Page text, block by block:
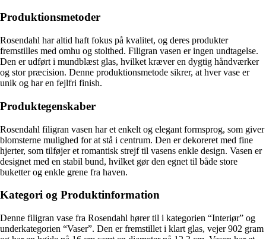
Produktionsmetoder
Rosendahl har altid haft fokus på kvalitet, og deres produkter
fremstilles med omhu og stolthed. Filigran vasen er ingen undtagelse.
Den er udført i mundblæst glas, hvilket kræver en dygtig håndværker
og stor præcision. Denne produktionsmetode sikrer, at hver vase er
unik og har en fejlfri finish.
Produktegenskaber
Rosendahl filigran vasen har et enkelt og elegant formsprog, som giver
blomsterne mulighed for at stå i centrum. Den er dekoreret med fine
hjerter, som tilføjer et romantisk strejf til vasens enkle design. Vasen er
designet med en stabil bund, hvilket gør den egnet til både store
buketter og enkle grene fra haven.
Kategori og Produktinformation
Denne filigran vase fra Rosendahl hører til i kategorien “Interiør” og
underkategorien “Vaser”. Den er fremstillet i klart glas, vejer 902 gram